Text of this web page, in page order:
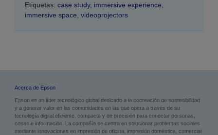
Etiquetas: case study, immersive experience
immersive space videoprojectors
Acerca de Epson
Epson es un líder tecnológico global dedicado a la cocreación de sostenibilidad
y a generar valor en las comunidades en las que opera a través de su
tecnología digital eficiente, compacta y de precisión para conectar personas,
cosas e información. La compañía se centra en solucionar problemas sociales
mediante innovaciones en impresión de oficina, impresión doméstica, comercial